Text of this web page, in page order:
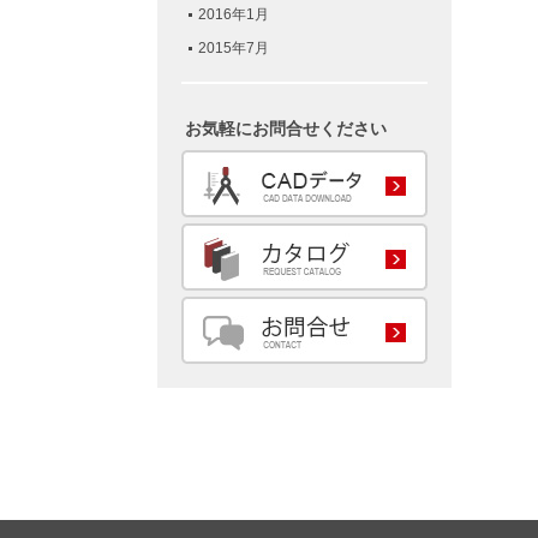
2016年1月
2015年7月
お気軽にお問合せください